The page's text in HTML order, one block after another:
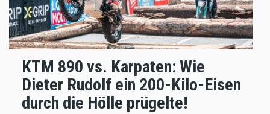
KTM 890 vs. Karpaten: Wie
Dieter Rudolf ein 200-Kilo-Eisen
durch die Hölle prügelte!